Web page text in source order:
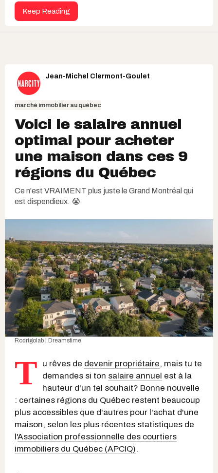
Keep Reading
Jean-Michel Clermont-Goulet
marché immobilier au québec
Voici le salaire annuel
optimal pour acheter
une maison dans ces 9
régions du Québec
Ce n'est VRAIMENT plus juste le Grand Montréal qui
est dispendieux. 😭
Rodrigolab | Dreamstime
T u rêves de devenir propriétaire, mais tu te
demandes si ton salaire annuel est à la
hauteur d'un tel souhait? Bonne nouvelle
: certaines régions du Québec restent beaucoup
plus accessibles que d'autres pour l'achat d'une
maison, selon les plus récentes statistiques de
l'Association professionnelle des courtiers
immobiliers du Québec (APCIQ).